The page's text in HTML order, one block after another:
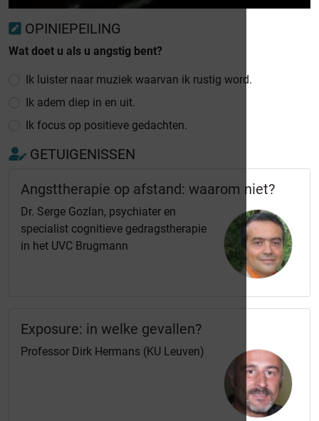
OPINIEPEILING
Wat doet u als u angstig bent?
Ik luister naar muziek waarvan ik rustig word.
Ik adem diep in en uit.
Ik focus op positieve gedachten.
GETUIGENISSEN
Angsttherapie op afstand: waarom niet?
Dr. Serge Gozlan, psychiater en
specialist cognitieve gedragstherapie
in het UVC Brugmann
Exposure: in welke gevallen?
Professor Dirk Hermans (KU Leuven)